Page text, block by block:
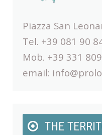
Piazza San
Tel. +39 081 90
Mob. +39 331
email:
THE